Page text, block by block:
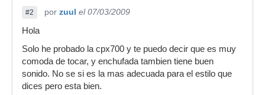
#2 por zuul el 07/03/2009
Hola
Solo he probado la cpx700 y te puedo decir que es muy
comoda de tocar, y enchufada tambien tiene buen
sonido. No se si es la mas adecuada para el estilo que
dices pero esta bien.